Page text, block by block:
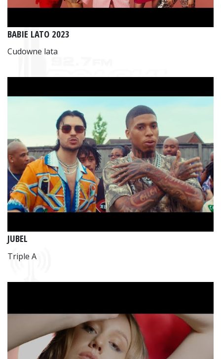
BABIE LATO 2023
Cudowne lata
JUBEL
Triple A